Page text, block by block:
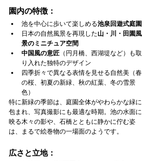
園内の特徴：
池を中心に歩いて楽しめる池泉回遊式庭園
日本の自然風景を再現した山・川・田園風
景のミニチュア空間
中国風の意匠 （円月橋、西湖堤など）も取
り入れた独特のデザイン
四季折々で異なる表情を見せる自然美（春
の桜、初夏の新緑、秋の紅葉、冬の雪景
色）
特に新緑の季節は、庭園全体がやわらかな緑に
包まれ、写真撮影にも最適な時期。池の水面に
映る木々の影や、石橋とともに静かに佇む姿
は、まるで絵巻物の一場面のようです。
広さと立地：